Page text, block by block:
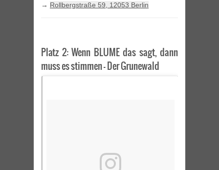
→ Rollbergstraße 59, 12053 Berlin
Platz 2: Wenn BLUME das sagt, dann
muss es stimmen – Der Grunewald